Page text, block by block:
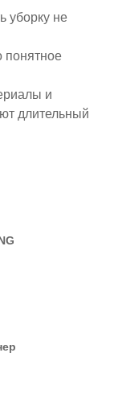
уборку не
понятное
и
длительный